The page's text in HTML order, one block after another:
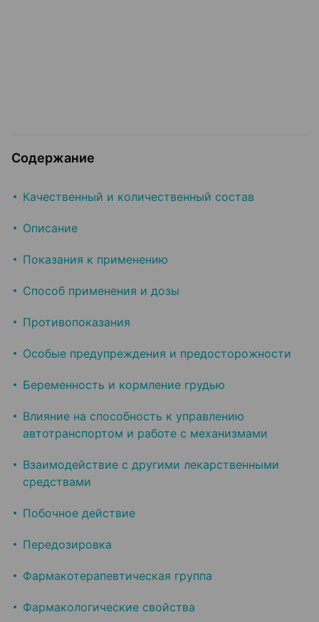
Содержание
Качественный и количественный состав
Описание
Показания к применению
Способ применения и дозы
Противопоказания
Особые предупреждения и предосторожности
Беременность и кормление грудью
Влияние на способность к управлению
автотранспортом и работе с механизмами
Взаимодействие с другими лекарственными
средствами
Побочное действие
Передозировка
Фармакотерапевтическая группа
Фармакологические свойства